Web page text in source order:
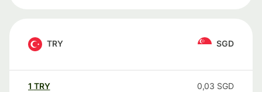
TRY SGD
1 TRY 0,03 SGD